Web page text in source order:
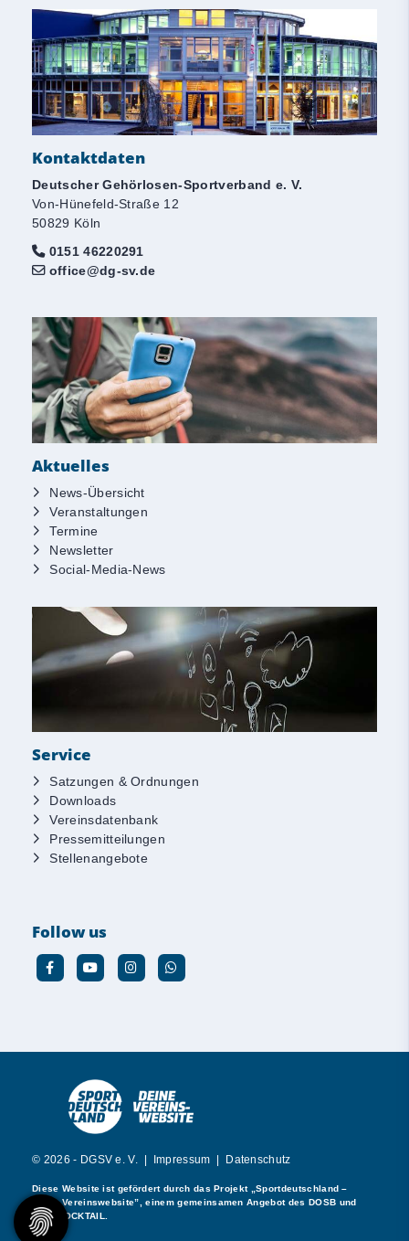
Kontaktdaten
Deutscher Gehörlosen-Sportverband e. V.
Von-Hünefeld-Straße 12
50829 Köln
0151 46220291
office@dg-sv.de
Aktuelles
News-Übersicht
Veranstaltungen
Termine
Newsletter
Social-Media-News
Service
Satzungen & Ordnungen
Downloads
Vereinsdatenbank
Pressemitteilungen
Stellenangebote
Follow us
© 2026 - DGSV e. V. | Impressum Datenschutz
Diese Website ist gefördert durch das Projekt „Sportdeutschland –
Deine Vereinswebsite”, einem gemeinsamen Angebot des DOSB und
NETZCOCKTAIL.